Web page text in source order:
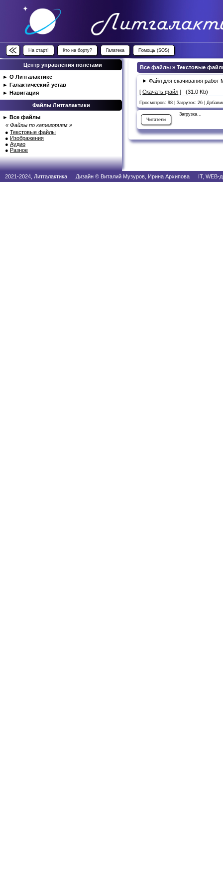
На старт! Кто на борту? Галатека Помощь (SOS)
Центр управления полётами
► О Литгалактике
► Галактический устав
► Навигация
Файлы Литгалактики
► Все файлы
« Файлы по категориям »
● Текстовые файлы
● Изображения
● Аудио
● Разное
Все файлы »Текстовые
► Файл для скачивания работ
[Скачать файл ] (31.0 Kb)
Просмотров: 98 | Загрузок: 26 |
Читатели
Загрузка...
2021-2024, Литгалактика Дизайн © Виталий Музуров, Ирина Архипова IT, WEB-